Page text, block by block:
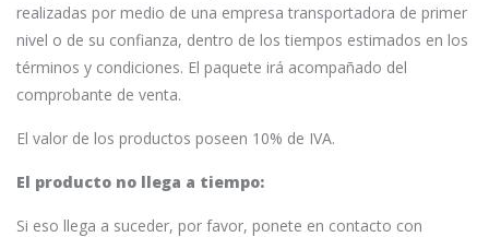
realizadas por medio de una empresa transportadora de primer
nivel o de su confianza, dentro de los tiempos estimados en los
términos y condiciones. El paquete irá acompañado del
comprobante de venta.
El valor de los productos poseen 10% de IVA.
El producto no llega a tiempo:
Si eso llega a suceder, por favor, ponete en contacto con